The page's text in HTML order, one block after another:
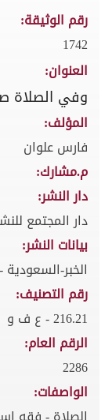
رقم الوثيقة:
1742
العنوان:
وفي الصلاة
المؤلف:
فارس علوان
م.مشارك:
دار النشر:
دار المجتمع
بيانات النشر:
الخبر-السعودية - 1407هـ=1987م
رقم التصنيف:
216.21 - ع ف و
الرقم العام:
2286
الواصفات: